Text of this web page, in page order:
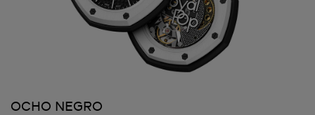
OCHO NEGRO